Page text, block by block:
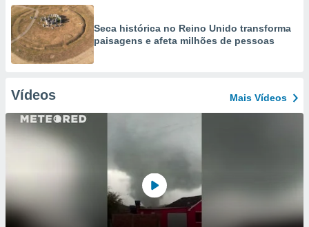
Seca histórica no Reino Unido transforma
paisagens e afeta milhões de pessoas
Vídeos Mais Vídeos